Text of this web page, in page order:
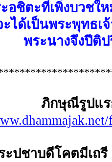
อชิตะที่เพิ่งบวช
ะได้เป็นพระพุทธเ
พระนางจึงปีติ
ภิกษุณีรูปแ
ะปชาบดีโคตมีเถ